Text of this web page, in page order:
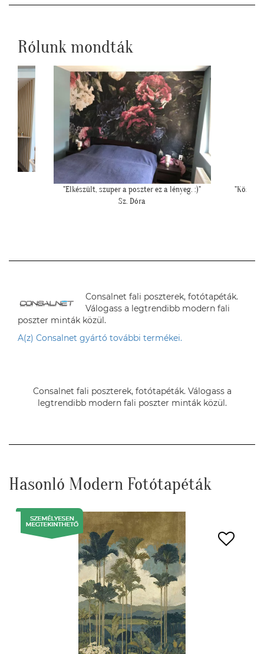
Rólunk mondták
"Köszönjük a jó tanácsot! Elkészítettük a hálónk
falát. Szuper lett!"
Consalnet fali poszterek, fotótapéták.
Válogass a legtrendibb modern fali
poszter minták közül.
A(z) Consalnet gyártó további termékei.
Consalnet fali poszterek, fotótapéták. Válogass a
legtrendibb modern fali poszter minták közül.
Hasonló Modern Fotótapéták